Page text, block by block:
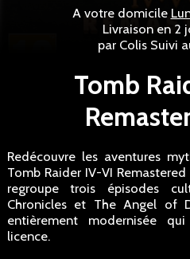
A votre domicile
Livraison en 2
par Colis Suivi
Tomb
Redécouvre les aventures
Tomb Raider IV-VI
regroupe trois épisodes
Chronicles et The Angel of
entièrement modernisée
licence.